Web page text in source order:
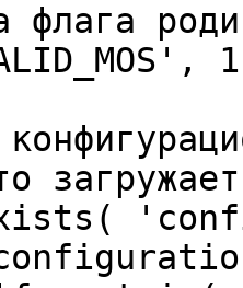
флага